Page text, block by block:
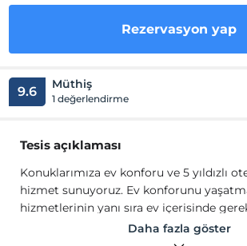
Rezervasyon yap
9.6 Müthiş
1 değerlendirme
Tesis açıklaması
Konuklarımıza ev konforu ve 5 yıldızlı
hizmet sunuyoruz. Ev konforunu
hizmetlerinin yanı sıra ev içerisinde
olanakları sağlıyoruz.Daha fazla göster